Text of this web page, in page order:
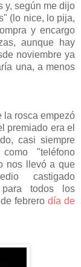
y, según me dijo
(lo nice, lo pija,
y encargo
aunque hay
noviembre ya
una, a menos
la rosca empezó
premiado era el
casi siempre
"teléfono
nos llevó a que
castigado
todos los
febrero día de